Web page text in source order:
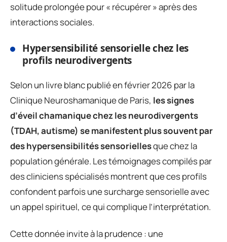
solitude prolongée pour « récupérer » après des
interactions sociales.
Hypersensibilité sensorielle chez les
profils neurodivergents
Selon un livre blanc publié en février 2026 par la
Clinique Neuroshamanique de Paris, les signes
d’éveil chamanique chez les neurodivergents
(TDAH, autisme) se manifestent plus souvent par
des hypersensibilités sensoriellesque chez la
population générale. Les témoignages compilés par
des cliniciens spécialisés montrent que ces profils
confondent parfois une surcharge sensorielle avec
un appel spirituel, ce qui complique l’interprétation.
Cette donnée invite à la prudence : une